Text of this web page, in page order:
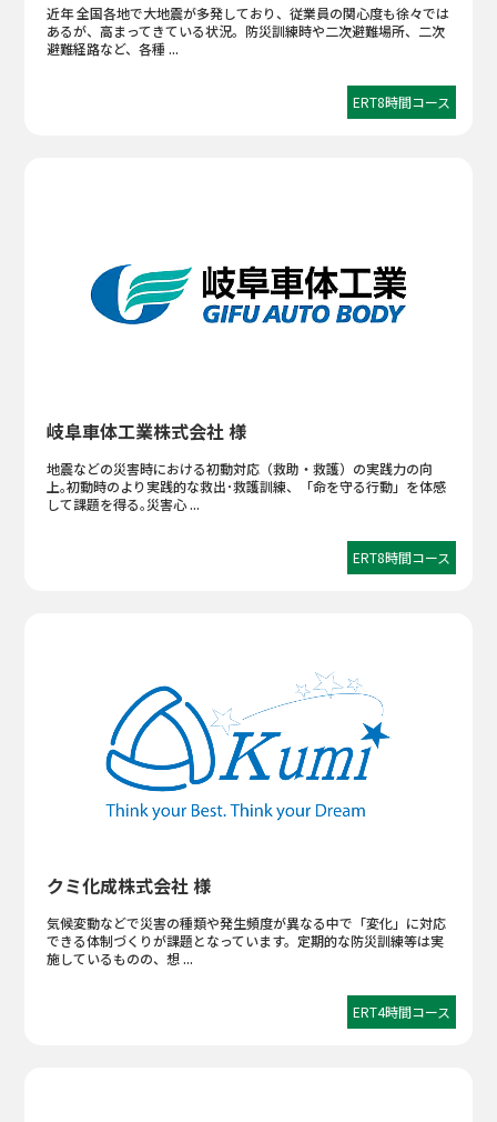
近年 全国各地で大地震が多発しており、従業員の関心度も徐々では
あるが、高まってきている状況。防災訓練時や二次避難場所、二次
避難経路など、各種 ...
ERT8時間コース
岐阜車体工業株式会社 様
地震などの災害時における初動対応（救助・救護）の実践力の向
上｡初動時のより実践的な救出･救護訓練、「命を守る行動」を体感
して課題を得る｡災害心 ...
ERT8時間コース
クミ化成株式会社 様
気候変動などで災害の種類や発生頻度が異なる中で「変化」に対応
できる体制づくりが課題となっています。定期的な防災訓練等は実
施しているものの、想 ...
ERT4時間コース